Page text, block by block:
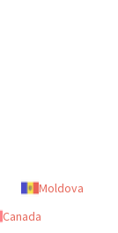
Moldova
Canada